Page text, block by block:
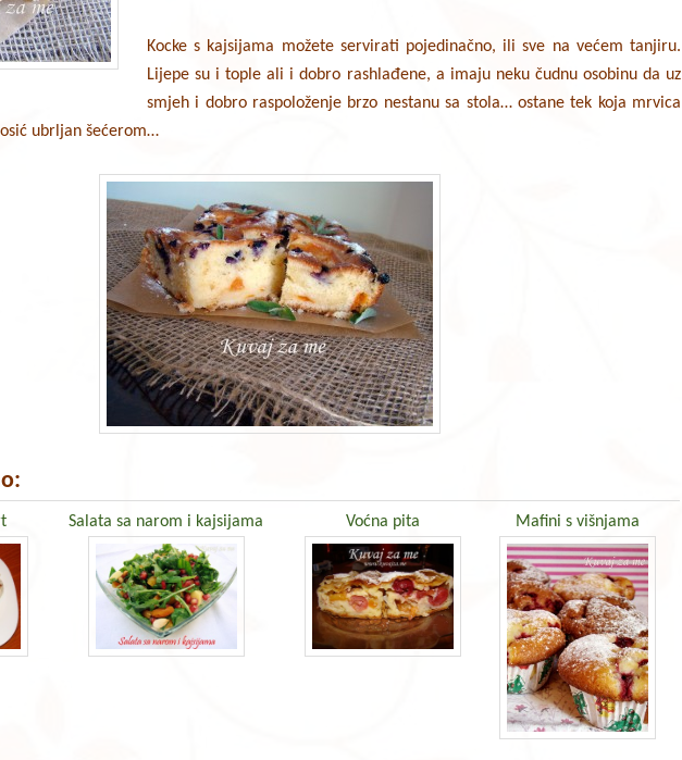
Kocke s kajsijama možete servirati pojedinačno, ili sve na većem tanjiru.
Lijepe su i tople ali i dobro rashlađene, a imaju neku čudnu osobinu da uz
smjeh i dobro raspoloženje brzo nestanu sa stola… ostane tek koja mrvica
ubrljan šećerom…
Salata sa narom i kajsijama Voćna pita Mafini s višnjama